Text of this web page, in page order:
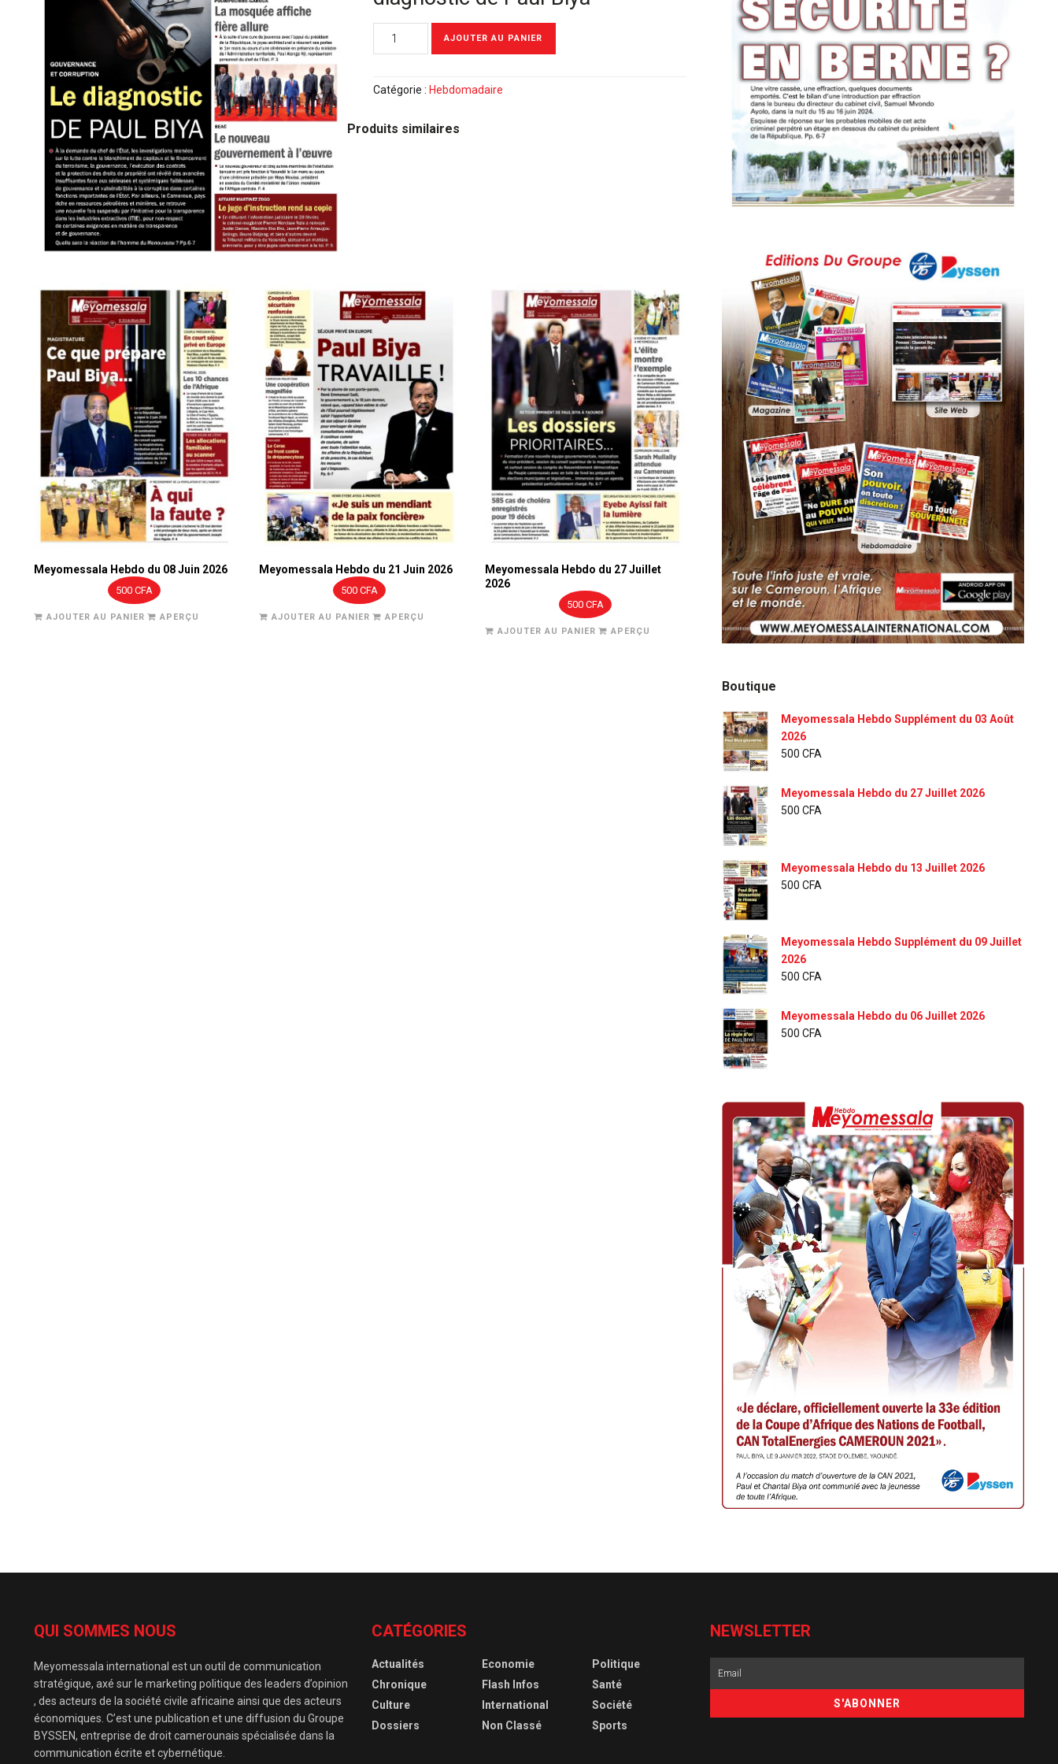
Hebdo
Mars
AJOUTER AU PANIER
Catégorie : Hebdomadaire
Produits similaires
Meyomessala Hebdo du 08 Juin 2026
500 CFA
AJOUTER AU PANIER APERÇU
Meyomessala Hebdo du 21 Juin 2026
500CFA
AJOUTER AU PANIER APERÇU
Meyomessala Hebdo du 27 Juillet
2026
500 CFA
AJOUTER AU PANIER APERÇU
Boutique
Meyomessala Hebdo Supplément du 03 Août
2026
500 CFA
Meyomessala Hebdo du 27 Juillet 2026
500 CFA
Meyomessala Hebdo du 13 Juillet 2026
500 CFA
Meyomessala Hebdo Supplément du 09 Juillet
2026
500 CFA
Meyomessala Hebdo du 06 Juillet 2026
500 CFA
QUI SOMMES NOUS
Meyomessala international est un outil de communication
stratégique, axé sur le marketing politique des leaders d’opinion
, des acteurs de la société civile africaine ainsi que des acteurs
économiques. C’est une publication et une diffusion du Groupe
BYSSEN, entreprise de droit camerounais spécialisée dans la
communication écrite et cybernétique.
CATÉGORIES
Actualités
Chronique
Culture
Dossiers
Economie
Flash Infos
International
Non Classé
Politique
Santé
Société
Sports
NEWSLETTER